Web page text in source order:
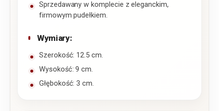
Sprzedawany w komplecie z eleganckim,
firmowym pudełkiem.
Wymiary:
Szerokość: 12.5 cm.
Wysokość: 9 cm.
Głębokość: 3 cm.